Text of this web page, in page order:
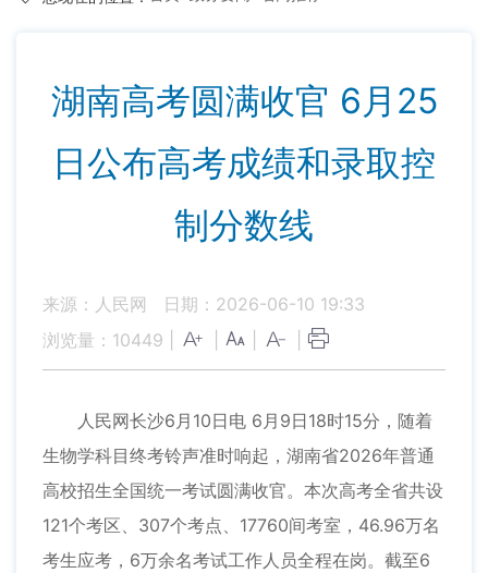
湖南高考圆满收官 6月25
日公布高考成绩和录取控
制分数线
来源：人民网
日期：2026-06-10 19:33
浏览量： 10449
人民网长沙6月10日电 6月9日18时15分，随着
生物学科目终考铃声准时响起，湖南省2026年普通
高校招生全国统一考试圆满收官。本次高考全省共设
121个考区、307个考点、17760间考室，46.96万名
考生应考，6万余名考试工作人员全程在岗。截至6